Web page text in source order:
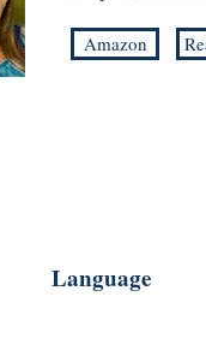
最後，我們將
旅，使用書中
Amazon
Language